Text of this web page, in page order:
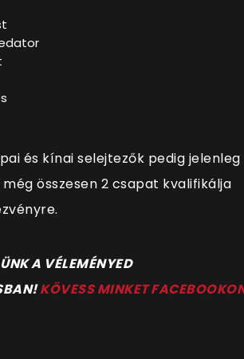
és kínai selejtezők pedig jelenleg
még összesen 2 csapat kvalifikálja
A VÉLEMÉNYED
KÖVESS MINKET